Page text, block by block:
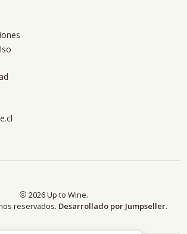
2026 Up to Wine.
reservados. Desarrollado por Jumpseller.